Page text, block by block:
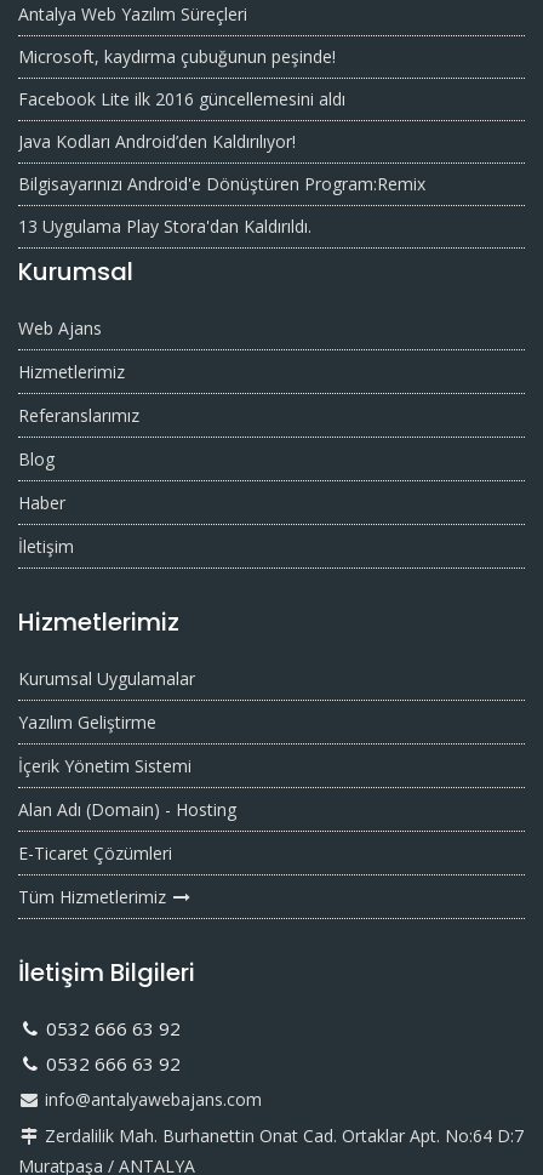
Antalya Web Yazılım Süreçleri
Microsoft, kaydırma çubuğunun peşinde!
Facebook Lite ilk 2016 güncellemesini aldı
Java Kodları Android’den Kaldırılıyor!
Bilgisayarınızı Android'e Dönüştüren Program:Remix
13 Uygulama Play Stora'dan Kaldırıldı.
Kurumsal
Web Ajans
Hizmetlerimiz
Referanslarımız
Blog
Haber
İletişim
Hizmetlerimiz
Kurumsal Uygulamalar
Yazılım Geliştirme
İçerik Yönetim Sistemi
Alan Adı (Domain) - Hosting
E-Ticaret Çözümleri
Tüm Hizmetlerimiz
İletişim Bilgileri
0532 666 63 92
0532 666 63 92
info@antalyawebajans.com
Zerdalilik Mah. Burhanettin Onat Cad. Ortaklar Apt. No:64 D:7
Muratpaşa / ANTALYA